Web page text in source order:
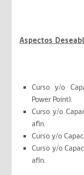
Aspectos
Curso y/o
Power Point).
Curso y/o
afín.
Curso y/o
Curso y/o
afín.